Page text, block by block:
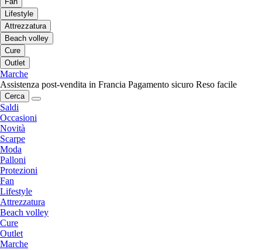
Lifestyle
Attrezzatura
Beach volley
Cure
Outlet
Marche
Assistenza post-vendita in Francia Pagamento sicuro Reso facile
Cerca
Saldi
Occasioni
Novità
Scarpe
Moda
Palloni
Protezioni
Fan
Lifestyle
Attrezzatura
Beach volley
Cure
Outlet
Marche